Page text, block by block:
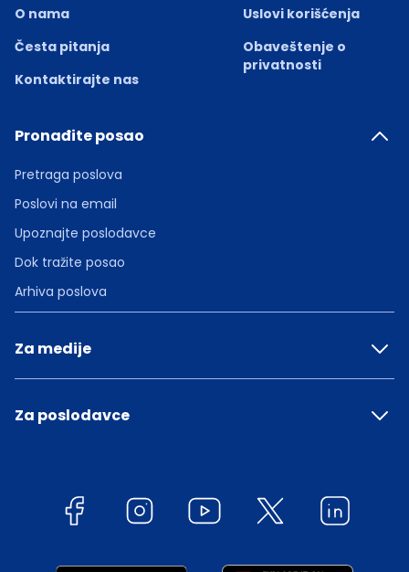
O nama
Česta pitanja
Kontaktirajte nas
Uslovi korišćenja
Obaveštenje o
privatnosti
Pronađite posao
Pretraga poslova
Poslovi na email
Upoznajte poslodavce
Dok tražite posao
Arhiva poslova
Za medije
Za poslodavce